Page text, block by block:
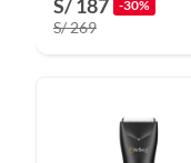
S/ 187 -30%
S/ 269